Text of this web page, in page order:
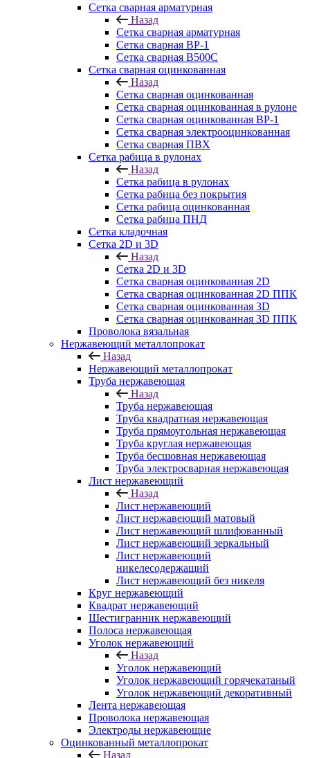
Сетка сварная арматурная
Назад
Сетка сварная арматурная
Сетка сварная ВР-1
Сетка сварная В500С
Сетка сварная оцинкованная
Назад
Сетка сварная оцинкованная
Сетка сварная оцинкованная в рулоне
Сетка сварная оцинкованная ВР-1
Сетка сварная электрооцинкованная
Сетка сварная ПВХ
Сетка рабица в рулонах
Назад
Сетка рабица в рулонах
Сетка рабица без покрытия
Сетка рабица оцинкованная
Сетка рабица ПНД
Сетка кладочная
Сетка 2D и 3D
Назад
Сетка 2D и 3D
Сетка сварная оцинкованная 2D
Сетка сварная оцинкованная 2D ППК
Сетка сварная оцинкованная 3D
Сетка сварная оцинкованная 3D ППК
Проволока вязальная
Нержавеющий металлопрокат
Назад
Нержавеющий металлопрокат
Труба нержавеющая
Назад
Труба нержавеющая
Труба квадратная нержавеющая
Труба прямоугольная нержавеющая
Труба круглая нержавеющая
Труба бесшовная нержавеющая
Труба электросварная нержавеющая
Лист нержавеющий
Назад
Лист нержавеющий
Лист нержавеющий матовый
Лист нержавеющий шлифованный
Лист нержавеющий зеркальный
Лист нержавеющий
никелесодержащий
Лист нержавеющий без никеля
Круг нержавеющий
Квадрат нержавеющий
Шестигранник нержавеющий
Полоса нержавеющая
Уголок нержавеющий
Назад
Уголок нержавеющий
Уголок нержавеющий горячекатаный
Уголок нержавеющий декоративный
Лента нержавеющая
Проволока нержавеющая
Электроды нержавеющие
Оцинкованный металлопрокат
Назад